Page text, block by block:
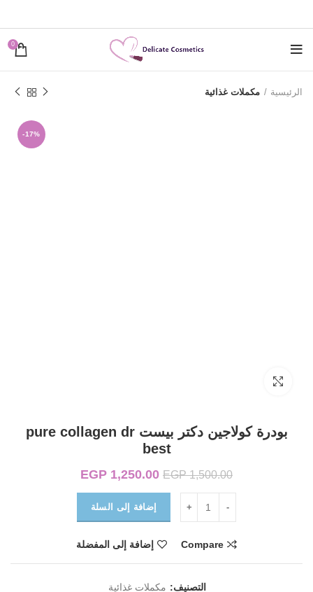
0
الرئيسية مكملات غذائية
-17%
بودرة كولاجين دكتر بيست pure collagen dr
best
EGP1,500.00
السعر الأصلي هو:
EGP 1,500.00.
EGP 1,250.00
إضافة إلى السلة
Compare إضافة إلى المفضلة
التصنيف: مكملات غذائية